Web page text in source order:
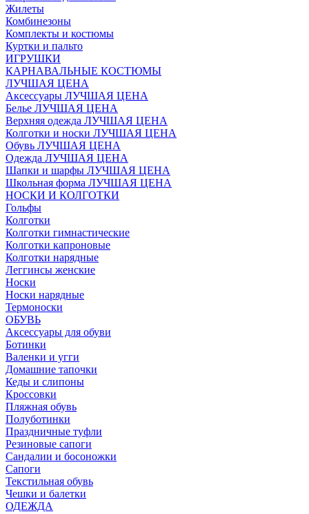
Жилеты
Комбинезоны
Комплекты и костюмы
Куртки и пальто
ИГРУШКИ
КАРНАВАЛЬНЫЕ КОСТЮМЫ
ЛУЧШАЯ ЦЕНА
Аксессуары ЛУЧШАЯ ЦЕНА
Белье ЛУЧШАЯ ЦЕНА
Верхняя одежда ЛУЧШАЯ ЦЕНА
Колготки и носки ЛУЧШАЯ ЦЕНА
Обувь ЛУЧШАЯ ЦЕНА
Одежда ЛУЧШАЯ ЦЕНА
Шапки и шарфы ЛУЧШАЯ ЦЕНА
Школьная форма ЛУЧШАЯ ЦЕНА
НОСКИ И КОЛГОТКИ
Гольфы
Колготки
Колготки гимнастические
Колготки капроновые
Колготки нарядные
Леггинсы женские
Носки
Носки нарядные
Термоноски
ОБУВЬ
Аксессуары для обуви
Ботинки
Валенки и угги
Домашние тапочки
Кеды и слипоны
Кроссовки
Пляжная обувь
Полуботинки
Праздничные туфли
Резиновые сапоги
Сандалии и босоножки
Сапоги
Текстильная обувь
Чешки и балетки
ОДЕЖДА